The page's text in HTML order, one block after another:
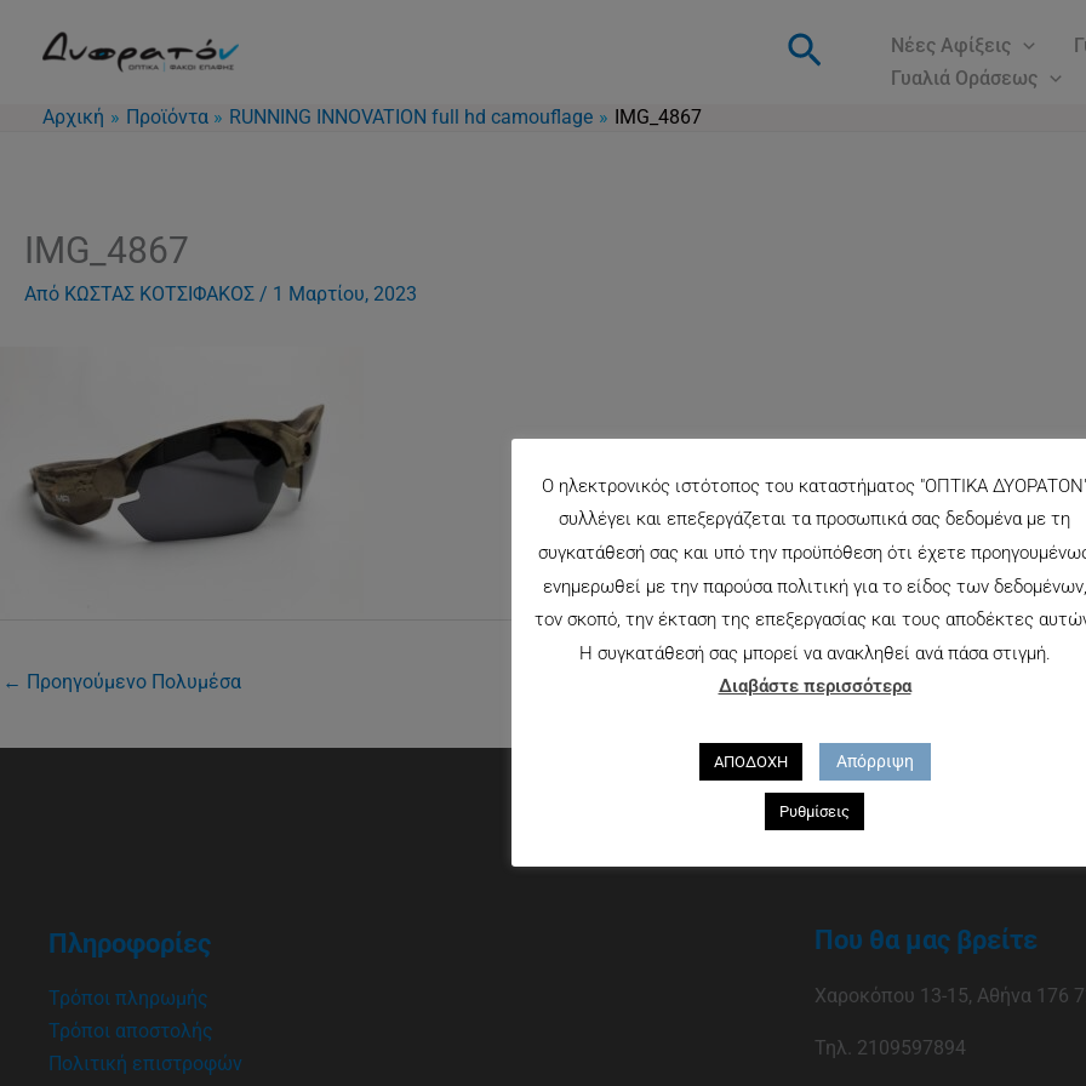
Αναζήτηση
Νέες Αφίξεις
Γυαλιά Οράσεως
Αρχική
Προϊόντα RUNNING INNOVATION full hd camouflage IMG_4867
IMG_4867
Από ΚΩΣΤΑΣ ΚΟΤΣΙΦΑΚΟΣ / 1 Μαρτίου, 2023
← Προηγούμενο Πολυμέσα
Πληροφορίες
Τρόποι πληρωμής
Τρόποι αποστολής
Πολιτική επιστροφών
Που θα μας βρείτε
Χαροκόπου 13-15, Αθήνα 176
Τηλ. 2109597894
Ο ηλεκτρονικός ιστότοπος του καταστήματος "ΟΠΤΙΚΑ
συλλέγει και επεξεργάζεται τα προσωπικά σας δεδομένα με τη
συγκατάθεσή σας και υπό την προϋπόθεση ότι έχετε
ενημερωθεί με την παρούσα πολιτική για το είδος των δεδομένων,
τον σκοπό, την έκταση της επεξεργασίας και τους αποδέκτες
Η συγκατάθεσή σας μπορεί να ανακληθεί ανά πάσα στιγμή.
Διαβάστε περισσότερα
ΑΠΟΔΟΧΗ Απόρριψη
Ρυθμίσεις